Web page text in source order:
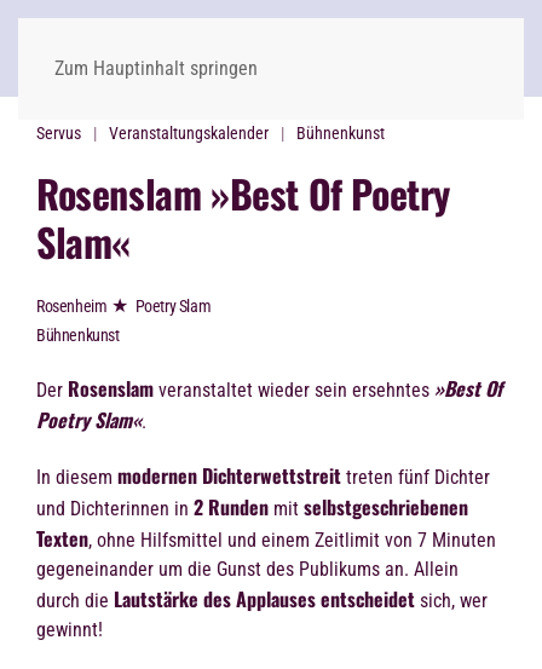
Zum Hauptinhalt springen
Servus Veranstaltungskalender Bühnenkunst
Rosenslam »Best Of Poetry
Slam«
Rosenheim ★ Poetry Slam
Bühnenkunst
Der Rosenslam veranstaltet wieder sein ersehntes »Best Of
Poetry Slam«.
In diesem modernen Dichterwettstreit treten fünf Dichter
und Dichterinnen in 2 Runden mit selbstgeschriebenen
Texten, ohne Hilfsmittel und einem Zeitlimit von 7 Minuten
gegeneinander um die Gunst des Publikums an. Allein
durch die Lautstärke des Applauses entscheidet sich, wer
gewinnt!